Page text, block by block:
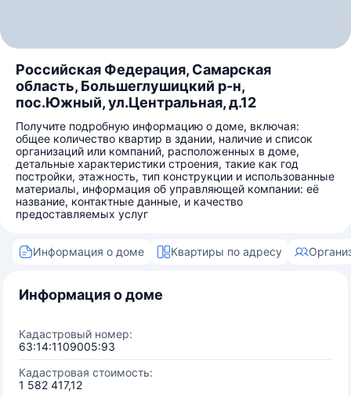
Российская Федерация, Самарская
область, Большеглушицкий р-н,
пос.Южный, ул.Центральная, д.12
Получите подробную информацию о доме, включая:
общее количество квартир в здании, наличие и список
организаций или компаний, расположенных в доме,
детальные характеристики строения, такие как год
постройки, этажность, тип конструкции и использованные
материалы, информация об управляющей компании: её
название, контактные данные, и качество
предоставляемых услуг
Информация о доме Квартиры по адресу
Информация о доме
Кадастровый номер:
63:14:1109005:93
Кадастровая стоимость:
1 582 417,12